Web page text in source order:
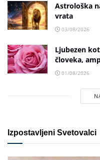
Astrološka
vrata
03/08/2026
Ljubezen
človeka,
01/08/2026
Izpostavljeni Svetovalci